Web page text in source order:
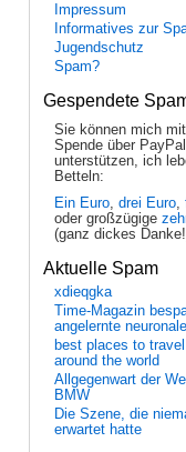
Impressum
Informatives zur
Jugendschutz
Spam?
Gespendete
Sie können mich
Spende über PayPal
unterstützen, ich
Betteln:
Ein Euro, drei Euro,
oder großzügige
(ganz dickes
Aktuelle Spam
xdieqgka
Time-Magazin
angelernte
best places to
around the world
Allgegenwart der
BMW
Die Szene, die
erwartet hatte